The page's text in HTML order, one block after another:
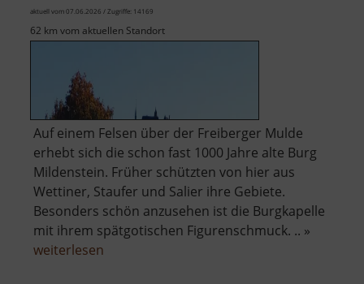
aktuell vom 07.06.2026 / Zugriffe: 14169
62 km vom aktuellen Standort
Auf einem Felsen über der Freiberger Mulde
erhebt sich die schon fast 1000 Jahre alte Burg
Mildenstein. Früher schützten von hier aus
Wettiner, Staufer und Salier ihre Gebiete.
Besonders schön anzusehen ist die Burgkapelle
mit ihrem spätgotischen Figurenschmuck. .. »
weiterlesen